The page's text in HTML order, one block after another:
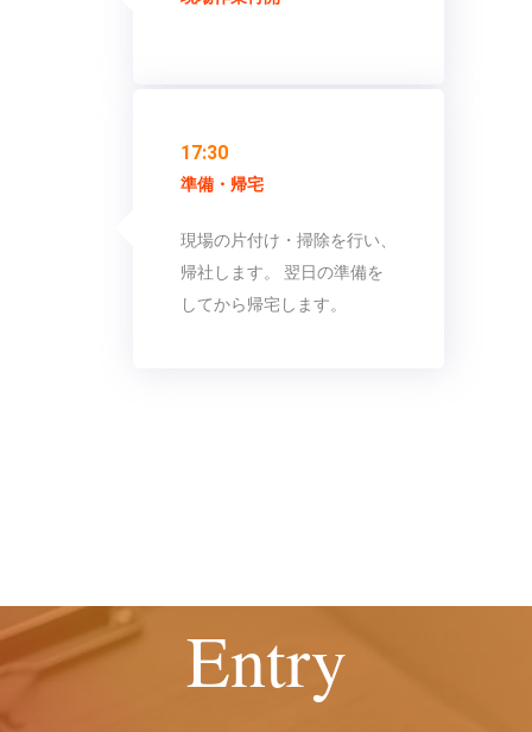
17:30
準備・帰宅
現場の片付け・掃除を行い、
帰社します。 翌日の準備を
してから帰宅します。
Entry